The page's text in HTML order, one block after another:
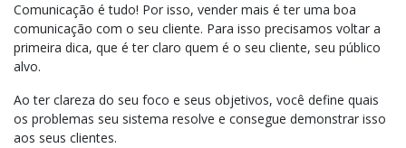
Comunicação é tudo! Por isso, vender mais é ter uma boa
comunicação com o seu cliente. Para isso precisamos voltar a
primeira dica, que é ter claro quem é o seu cliente, seu público
alvo.
Ao ter clareza do seu foco e seus objetivos, você define quais
os problemas seu sistema resolve e consegue demonstrar isso
aos seus clientes.